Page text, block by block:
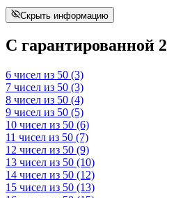
Скрыть информацию
C гарантированной 2
6 чисел из 50 (3)
7 чисел из 50 (3)
8 чисел из 50 (4)
9 чисел из 50 (5)
10 чисел из 50 (6)
11 чисел из 50 (7)
12 чисел из 50 (9)
13 чисел из 50 (10)
14 чисел из 50 (12)
15 чисел из 50 (13)